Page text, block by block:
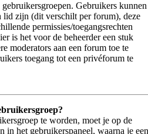
Gebruikers kunnen
lid zijn (dit verschilt per forum), deze
permissies/toegangsrechten
is het voor de beheerder een stuk
moderators aan een forum toe te
toegang tot een privéforum te
te worden, moet je op de
in het gebruikerspaneel, waarna je een